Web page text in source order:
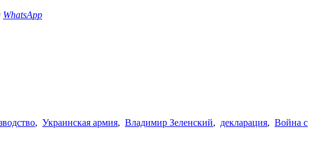
WhatsApp
, Украинская армия, Владимир Зеленский, декларация, Война с